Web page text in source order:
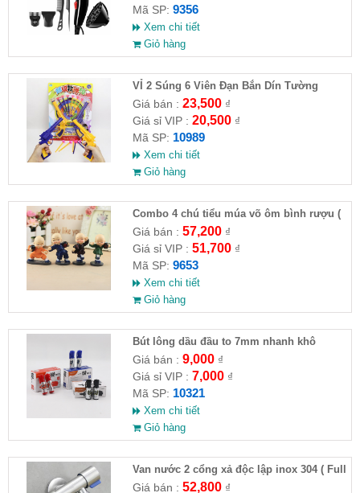
Mã SP: 9356
Xem chi tiết
Giỏ hàng
VỈ 2 Súng 6 Viên Đạn Bắn Dín Tường
Giá bán : 23,500₫
Giá sỉ VIP : 20,500₫
Mã SP: 10989
Xem chi tiết
Giỏ hàng
Combo 4 chú tiểu múa võ ôm bình rượu (
HĐ )
Giá bán : 57,200₫
Giá sỉ VIP : 51,700₫
Mã SP: 9653
Xem chi tiết
Giỏ hàng
Bút lông dầu đầu to 7mm nhanh khô
Giá bán : 9,000₫
Giá sỉ VIP : 7,000₫
Mã SP: 10321
Xem chi tiết
Giỏ hàng
Van nước 2 cổng xả độc lập inox 304 ( Full
VAT )
Giá bán : 52,800₫